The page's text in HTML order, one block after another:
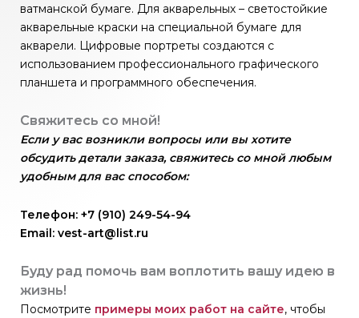
ватманской бумаге. Для акварельных – светостойкие
акварельные краски на специальной бумаге для
акварели. Цифровые портреты создаются с
использованием профессионального графического
планшета и программного обеспечения.
Свяжитесь со мной!
Если у вас возникли вопросы или вы хотите
обсудить детали заказа, свяжитесь со мной любым
удобным для вас способом:
Телефон: +7 (910) 249-54-94
Email: vest-art@list.ru
Буду рад помочь вам воплотить вашу идею в
жизнь!
Посмотрите примеры моих работ на сайте, чтобы